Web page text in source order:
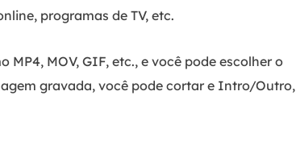
programas de TV, etc.
MOV, GIF, etc., e você pode escolher o
gravada, você pode cortar e Intro/Outro,